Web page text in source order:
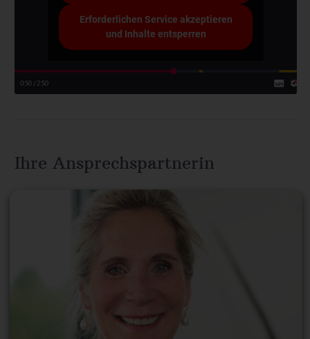
Erforderlichen Service akzeptieren
und Inhalte entsperren
Ihre Ansprechspartnerin